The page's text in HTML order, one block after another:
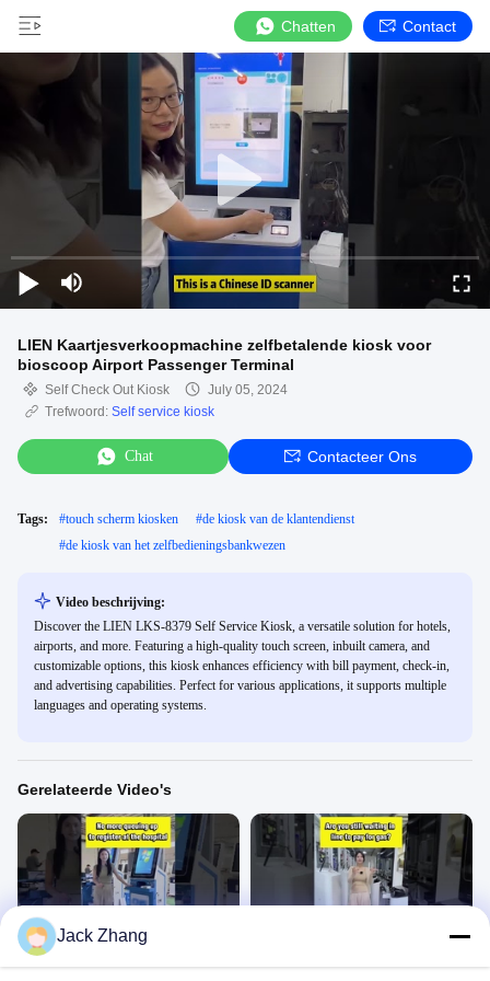
Chatten Contact
LIEN Kaartjesverkoopmachine zelfbetalende kiosk voor
bioscoop Airport Passenger Terminal
Self Check Out Kiosk
July 05, 2024
Trefwoord: Self service kiosk
Chat Contacteer Ons
Tags: #touch scherm kiosken #de kiosk van de klantendienst
#de kiosk van het zelfbedieningsbankwezen
Video beschrijving:
Discover the LIEN LKS-8379 Self Service Kiosk, a versatile solution for hotels,
airports, and more. Featuring a high-quality touch screen, inbuilt camera, and
customizable options, this kiosk enhances efficiency with bill payment, check-in,
and advertising capabilities. Perfect for various applications, it supports multiple
languages and operating systems.
Gerelateerde Video's
Je hoeft niet in de rij te staan.
Jack Zhang